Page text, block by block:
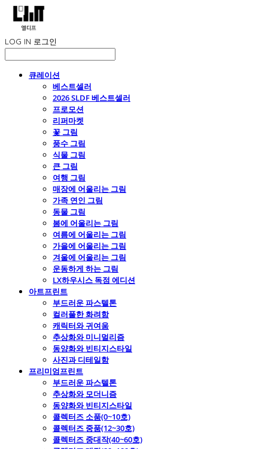
LOG IN 로그인
큐레이션
베스트셀러
2026 SLDF 베스트셀러
프로모션
리퍼마켓
꽃 그림
풍수 그림
식물 그림
큰 그림
여행 그림
매장에 어울리는 그림
가족 연인 그림
동물 그림
봄에 어울리는 그림
여름에 어울리는 그림
가을에 어울리는 그림
겨울에 어울리는 그림
운동하게 하는 그림
LX하우시스 독점 에디션
아트프린트
부드러운 파스텔톤
컬러풀한 화려함
캐릭터와 귀여움
추상화와 미니멀리즘
동양화와 빈티지스타일
사진과 디테일함
프리미엄프린트
부드러운 파스텔톤
추상화와 모더니즘
동양화와 빈티지스타일
콜렉터즈 소품(0~10호)
콜렉터즈 중품(12~30호)
콜렉터즈 중대작(40~60호)